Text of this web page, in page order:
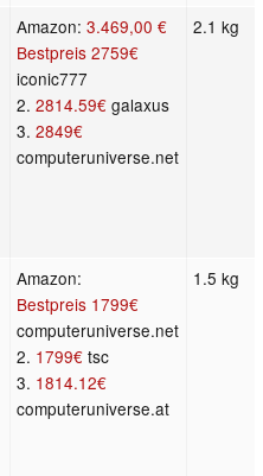
Amazon:3.469,00 €
Bestpreis 2759€
iconic777
2.2814.59€ galaxus
3.2849€
computeruniverse.net
2.1 kg
Amazon:
Bestpreis 1799€
computeruniverse.net
2. 1799€ tsc
3. 1814.12€
computeruniverse.at
1.5 kg